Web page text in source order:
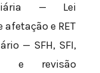
— Lei
e RET
— SFH, SFI,
e revisão